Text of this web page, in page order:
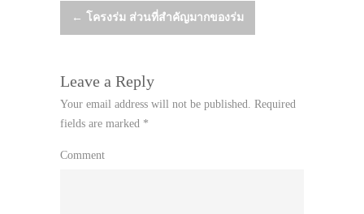
Post
← โครงร่ม ส่วนที่สำคัญมากของร่ม
Leave a Reply
Your email address will not be published. Required
fields are marked *
Comment